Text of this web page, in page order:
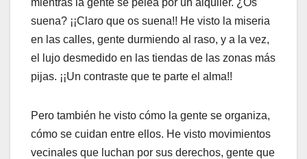
suena? ¡¡Claro que os suena!! He visto la miseria
en las calles, gente durmiendo al raso, y a la vez,
el lujo desmedido en las tiendas de las zonas más
pijas. ¡¡Un contraste que te parte el alma!!
Pero también he visto cómo la gente se organiza,
cómo se cuidan entre ellos. He visto movimientos
vecinales que luchan por sus derechos, gente que